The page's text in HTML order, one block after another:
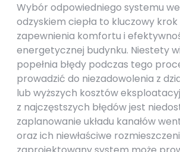
Wybór odpowiedniego systemu
odzyskiem ciepła to kluczowy krok
zapewnienia komfortu i
energetycznej budynku. Niestety
popełnia błędy podczas tego
prowadzić do niezadowolenia z
lub wyższych kosztów
z najczęstszych błędów jest
zaplanowanie układu kanałów
oraz ich niewłaściwe